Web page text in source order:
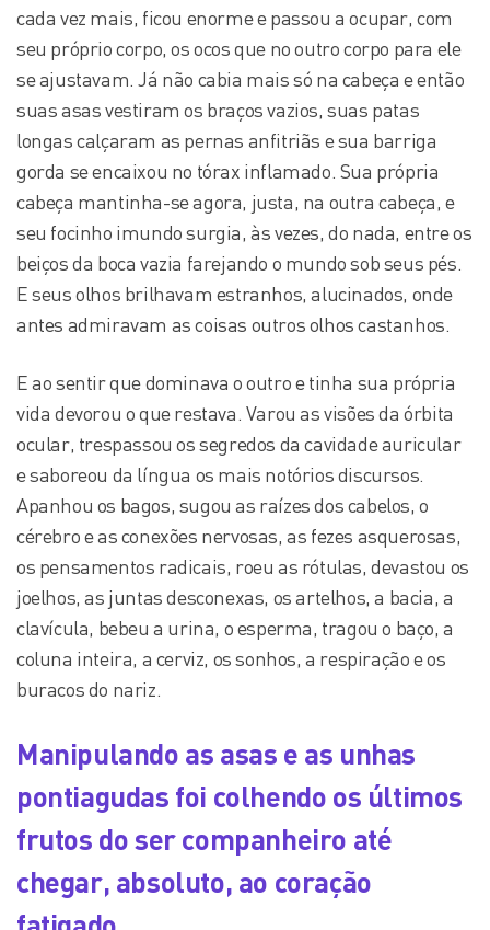
cada vez mais, ficou enorme e passou a ocupar, com
seu próprio corpo, os ocos que no outro corpo para ele
se ajustavam. Já não cabia mais só na cabeça e então
suas asas vestiram os braços vazios, suas patas
longas calçaram as pernas anfitriãs e sua barriga
gorda se encaixou no tórax inflamado. Sua própria
cabeça mantinha-se agora, justa, na outra cabeça, e
seu focinho imundo surgia, às vezes, do nada, entre os
beiços da boca vazia farejando o mundo sob seus pés.
E seus olhos brilhavam estranhos, alucinados, onde
antes admiravam as coisas outros olhos castanhos.
E ao sentir que dominava o outro e tinha sua própria
vida devorou o que restava. Varou as visões da órbita
ocular, trespassou os segredos da cavidade auricular
e saboreou da língua os mais notórios discursos.
Apanhou os bagos, sugou as raízes dos cabelos, o
cérebro e as conexões nervosas, as fezes asquerosas,
os pensamentos radicais, roeu as rótulas, devastou os
joelhos, as juntas desconexas, os artelhos, a bacia, a
clavícula, bebeu a urina, o esperma, tragou o baço, a
coluna inteira, a cerviz, os sonhos, a respiração e os
buracos do nariz.
Manipulando as asas e as unhas
pontiagudas foi colhendo os últimos
frutos do ser companheiro até
chegar, absoluto, ao coração